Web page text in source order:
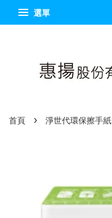
選單
首頁 › 淨世代環保擦手紙